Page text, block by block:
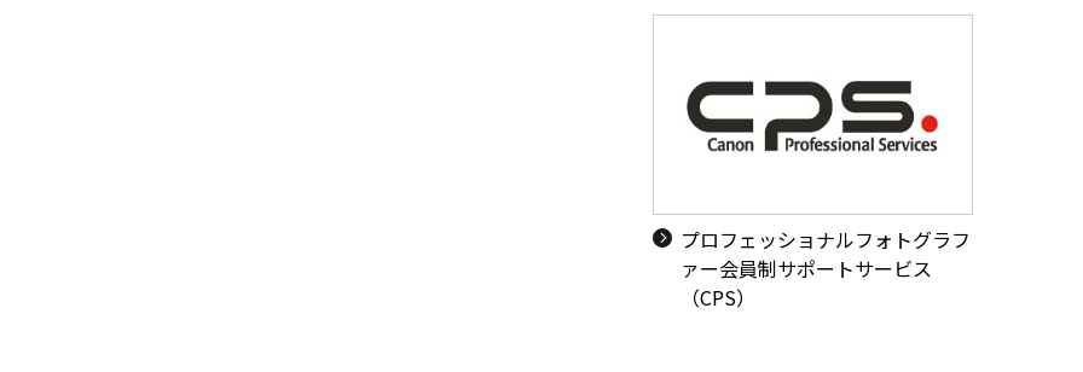
プロフェッショナルフォトグラフ
ァー会員制サポートサービス
（CPS）